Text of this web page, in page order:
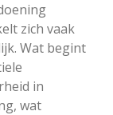
zich vaak
Wat begint
in
wat